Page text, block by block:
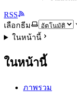
RSS
เลือกธีม
ในหน้านี้
ในหน้านี้
ภาพรวม